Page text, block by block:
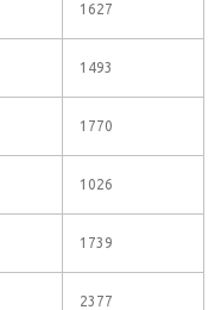
1627
1493
1770
1026
1739
2377